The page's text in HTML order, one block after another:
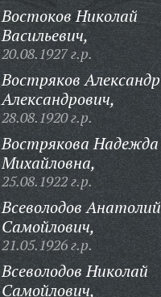
Востоков Николай
Васильевич,
20.08.1927 г.р.
Востряков Александр
Александрович,
28.08.1920 г.р.
Вострякова Надежда
Михайловна,
25.08.1922 г.р.
Всеволодов Анатолий
Самойлович,
21.05.1926 г.р.
Всеволодов Николай
Самойлович,